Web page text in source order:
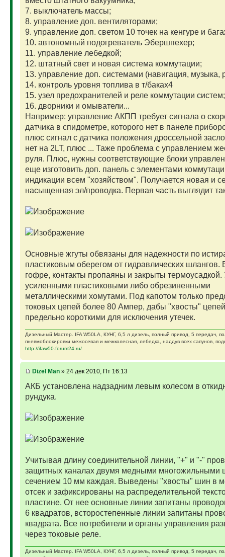
7. выключатель массы;
8. управление доп. вентиляторами;
9. управление доп. светом 10 точек на кенгуре и
10. автономный подогреватель Эбершпехер;
11. управление лебедкой;
12. штатный свет и новая система коммутации;
13. управление доп. системами (навигация, музыка,
14. контроль уровня топлива в т/баках4
15. узел предохранителей и реле коммутации систем;
16. дворники и омыватели...
Например: управление АКПП требует сигнала о
датчика в спидометре, которого нет в панеле
плюс сигнал с датчика положения дроссельной
нет на 2LT, плюс ... Таже проблема с управлением
руля. Плюс, нужны соответствующие блоки
еще изготовить доп. панель с элементами
индикации всем "хозяйством". Получается новая и
насыщенная эл/проводка. Первая часть выглядит
Основные жгуты обвязаны для надежности по
пластиковым оберегом от гидравлических шлангов.
гофре, контакты пропаяны и закрыты
усиленными пластиковыми либо обрезиненными
металлическими хомутами. Под капотом только
токовых цепей более 80 Ампер, дабы "хвосты"
предельно короткими для исключения утечек.
Дизельный Мастер. IFA W50LA, КУНГ, 6,5 л дизель, полный привод, 5 передач,
пневмоблокировки межосевая и межколесная, лебедка, наддув всех сапунов,
http://ifaw50.forum24.ru/
Dizel Man» 24 дек 2010, Пт 16:13
АКБ установлена надзадним левым колесом в
рундука.
Учитывая длину соединительной линии, "+" и "-"
защитных каналах двумя медными многожильными
сечением 10 мм каждая. Выведены "хвосты" шин в
отсек и зафиксированы на распределительной
пластине. От нее основные линии запитаны
6 квадратов, всторостепенные линии запитаны
квадрата. Все потребители и органы управления
через токовые реле.
Дизельный Мастер. IFA W50LA, КУНГ, 6,5 л дизель, полный привод, 5 передач,